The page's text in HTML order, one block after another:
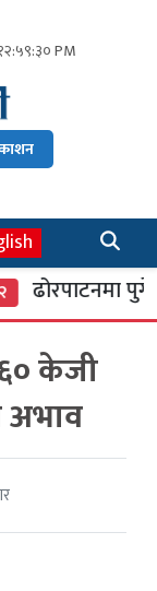
PM
ढोरपाटनमा पुगे
६० केजी